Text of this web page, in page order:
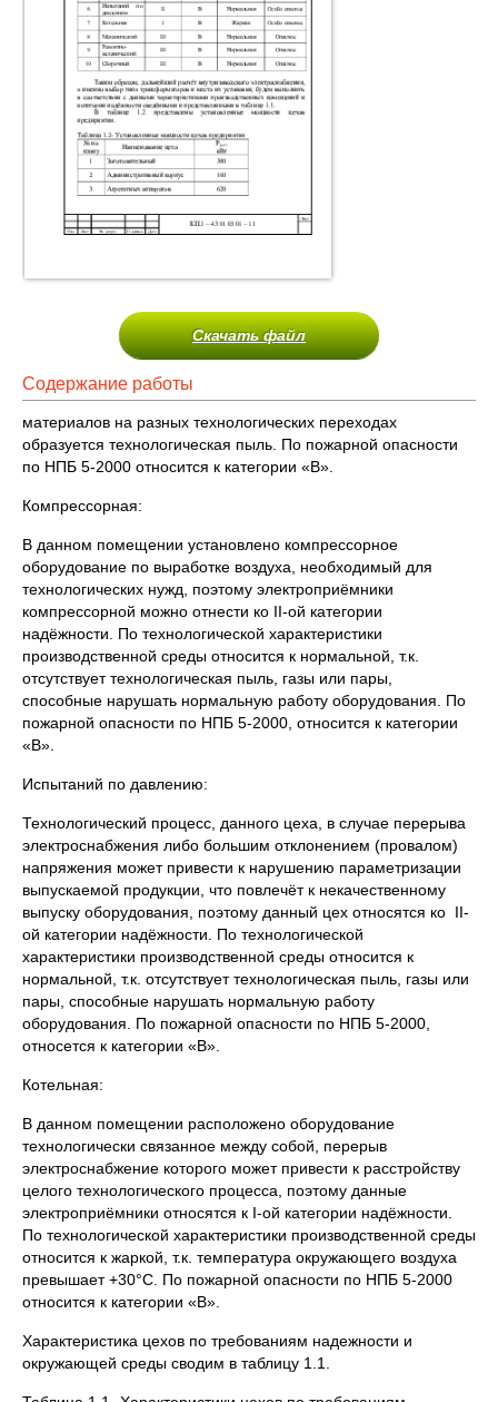
Скачать файл
Содержание работы
материалов на разных технологических переходах
образуется технологическая пыль. По пожарной опасности
по НПБ 5-2000 относится к категории «В».
Компрессорная:
В данном помещении установлено компрессорное
оборудование по выработке воздуха, необходимый для
технологических нужд, поэтому электроприёмники
компрессорной можно отнести ко II-ой категории
надёжности. По технологической характеристики
производственной среды относится к нормальной, т.к.
отсутствует технологическая пыль, газы или пары,
способные нарушать нормальную работу оборудования. По
пожарной опасности по НПБ 5-2000, относится к категории
«В».
Испытаний по давлению:
Технологический процесс, данного цеха, в случае перерыва
электроснабжения либо большим отклонением (провалом)
напряжения может привести к нарушению параметризации
выпускаемой продукции, что повлечёт к некачественному
выпуску оборудования, поэтому данный цех относятся ко II-
ой категории надёжности. По технологической
характеристики производственной среды относится к
нормальной, т.к. отсутствует технологическая пыль, газы или
пары, способные нарушать нормальную работу
оборудования. По пожарной опасности по НПБ 5-2000,
относется к категории «В».
Котельная:
В данном помещении расположено оборудование
технологически связанное между собой, перерыв
электроснабжение которого может привести к расстройству
целого технологического процесса, поэтому данные
электроприёмники относятся к I-ой категории надёжности.
По технологической характеристики производственной среды
относится к жаркой, т.к. температура окружающего воздуха
превышает +30°С. По пожарной опасности по НПБ 5-2000
относится к категории «В».
Характеристика цехов по требованиям надежности и
окружающей среды сводим в таблицу 1.1.